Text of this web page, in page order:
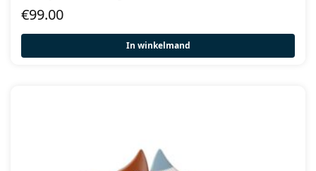
€99.00
In winkelmand